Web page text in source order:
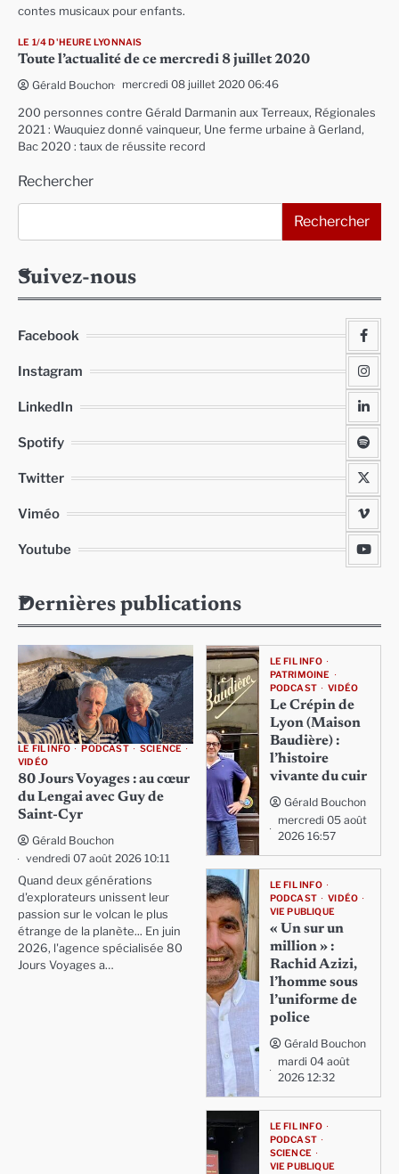
contes musicaux pour enfants.
LE 1/4 D'HEURE LYONNAIS
Toute l’actualité de ce mercredi 8 juillet 2020
Gérald Bouchon mercredi 08 juillet 2020 06:46
200 personnes contre Gérald Darmanin aux Terreaux, Régionales
2021 : Wauquiez donné vainqueur, Une ferme urbaine à Gerland,
Bac 2020 : taux de réussite record
Rechercher
Rechercher
Suivez-nous
Facebook
Instagram
LinkedIn
Spotify
Twitter
Viméo
Youtube
Dernières publications
LE FIL INFO PODCAST
SCIENCE
VIDÉO
80 Jours Voyages : au cœur
du Lengai avec Guy de
Saint-Cyr
Gérald Bouchon
vendredi 07 août 2026 10:11
Quand deux générations
d'explorateurs unissent leur
passion sur le volcan le plus
étrange de la planète... En juin
2026, l'agence spécialisée 80
Jours Voyages a…
LE FIL INFO
PATRIMOINE
PODCAST
VIDÉO
Le Crépin de
Lyon (Maison
Baudière) :
l’histoire
vivante du cuir
Gérald Bouchon
mercredi 05 août
2026 16:57
LE FIL INFO
PODCAST
VIDÉO
VIE PUBLIQUE
« Un sur un
million » :
Rachid Azizi,
l’homme sous
l’uniforme de
police
Gérald Bouchon
mardi 04 août
2026 12:32
LE FIL INFO
PODCAST
SCIENCE
VIE PUBLIQUE